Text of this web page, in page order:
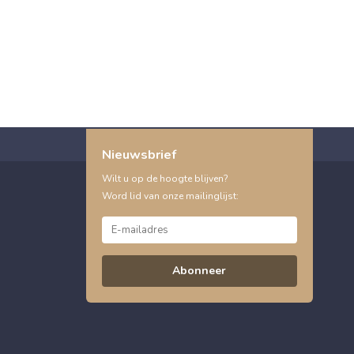
Nieuwsbrief
Wilt u op de hoogte blijven?
Word lid van onze mailinglijst:
Abonneer